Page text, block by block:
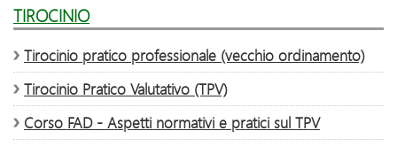
TIROCINIO
Tirocinio pratico professionale (vecchio ordinamento)
Tirocinio Pratico Valutativo (TPV)
Corso FAD - Aspetti normativi e pratici sul TPV